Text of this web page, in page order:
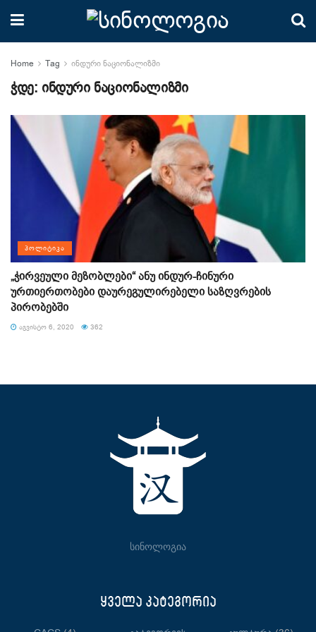
Home Tag ინდური ნაციონალიზმი
ჭდე: ინდური ნაციონალიზმი
ᲞᲝᲚᲘᲢᲘᲙᲐ
„ჭირვეული მეზობლები“ ანუ ინდურ-ჩინური
ურთიერთობები დაურეგულირებელი საზღვრების
პირობებში
ᲐᲒᲕᲘᲡᲢᲝ 6, 2020 362
სინოლოგია
ყველა კატეგორია